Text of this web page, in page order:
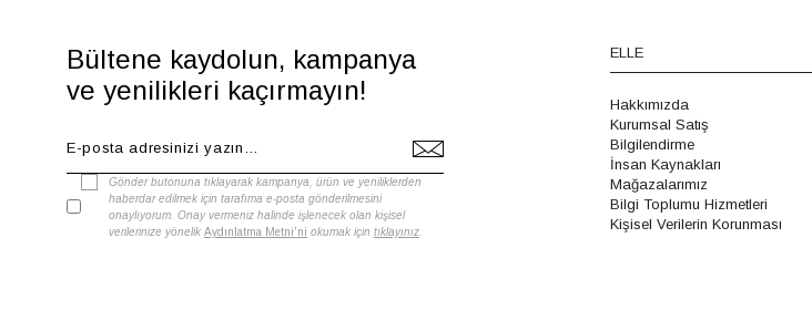
Bültene kaydolun, kampanya
ve yenilikleri kaçırmayın!
Gönder butonuna tıklayarak kampanya, ürün ve yeniliklerden
haberdar edilmek için tarafıma e-posta gönderilmesini
onaylıyorum. Onay vermeniz halinde işlenecek olan kişisel
verilerinize yönelik Aydınlatma Metni'ni okumak için tıklayınız
ELLE
Hakkımızda
Kurumsal Satış
Bilgilendirme
İnsan Kaynakları
Mağazalarımız
Bilgi Toplumu Hizmetleri
Kişisel Verilerin Korunması